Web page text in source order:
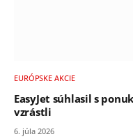
EURÓPSKE AKCIE
EasyJet súhlasil s
vzrástli
6. júla 2026